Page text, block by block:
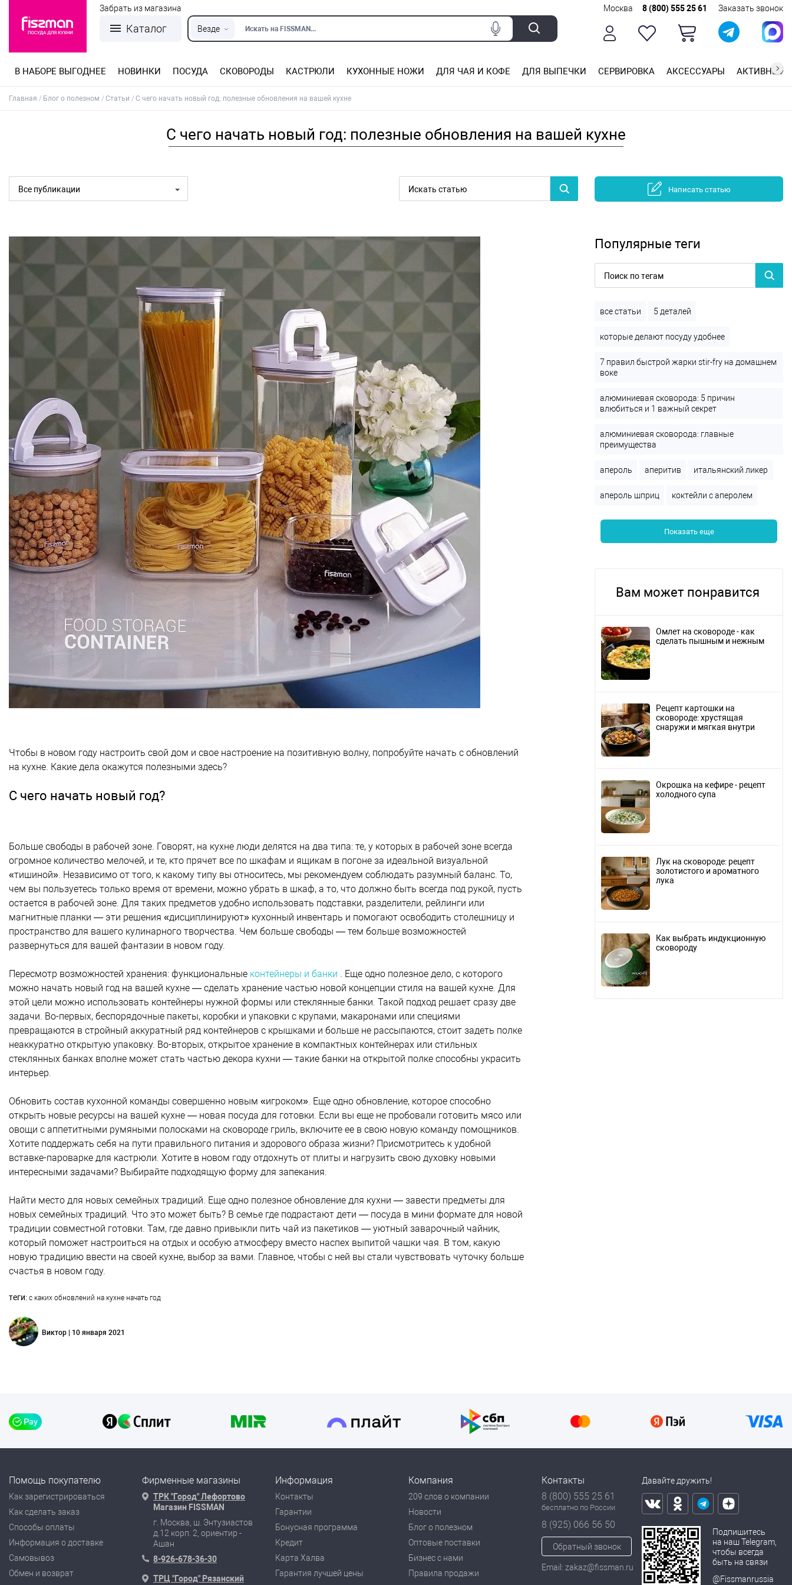
Каталог Везде Искать на FISSMAN...
Забрать из магазина Москва 8 (800) 555 25 61 Заказать звонок
В НАБОРЕ ВЫГОДНЕЕ НОВИНКИ ПОСУДА СКОВОРОДЫ КАСТРЮЛИ КУХОННЫЕ НОЖИ ДЛЯ ЧАЯ И КОФЕ ДЛЯ ВЫПЕЧКИ СЕРВИРОВКА АКСЕССУАРЫ АКТИВНЫЙ
Главная Блог о полезном Статьи С чего начать новый год: полезные обновления на вашей кухне
С чего начать новый год: полезные обновления на вашей кухне
Все публикации Написать статью
Чтобы в новом году настроить свой дом и свое настроение на позитивную волну, попробуйте начать с обновлений
на кухне. Какие дела окажутся полезными здесь?
С чего начать новый год?
Больше свободы в рабочей зоне. Говорят, на кухне люди делятся на два типа: те, у которых в рабочей зоне всегда
огромное количество мелочей, и те, кто прячет все по шкафам и ящикам в погоне за идеальной визуальной
«тишиной». Независимо от того, к какому типу вы относитесь, мы рекомендуем соблюдать разумный баланс. То,
чем вы пользуетесь только время от времени, можно убрать в шкаф, а то, что должно быть всегда под рукой, пусть
остается в рабочей зоне. Для таких предметов удобно использовать подставки, разделители, рейлинги или
магнитные планки — эти решения «дисциплинируют» кухонный инвентарь и помогают освободить столешницу и
пространство для вашего кулинарного творчества. Чем больше свободы — тем больше возможностей
развернуться для вашей фантазии в новом году.
Пересмотр возможностей хранения: функциональные контейнеры и банки
. Еще одно полезное дело, с которого
можно начать новый год на вашей кухне — сделать хранение частью новой концепции стиля на вашей кухне. Для
этой цели можно использовать контейнеры нужной формы или стеклянные банки. Такой подход решает сразу две
задачи. Во-первых, беспорядочные пакеты, коробки и упаковки с крупами, макаронами или специями
превращаются в стройный аккуратный ряд контейнеров с крышками и больше не рассыпаются, стоит задеть полке
неаккуратно открытую упаковку. Во-вторых, открытое хранение в компактных контейнерах или стильных
стеклянных банках вполне может стать частью декора кухни — такие банки на открытой полке способны украсить
интерьер.
Обновить состав кухонной команды совершенно новым «игроком». Еще одно обновление, которое способно
открыть новые ресурсы на вашей кухне — новая посуда для готовки. Если вы еще не пробовали готовить мясо или
овощи с аппетитными румяными полосками на сковороде гриль, включите ее в свою новую команду помощников.
Хотите поддержать себя на пути правильного питания и здорового образа жизни? Присмотритесь к удобной
вставке-пароварке для кастрюли. Хотите в новом году отдохнуть от плиты и нагрузить свою духовку новыми
интересными задачами? Выбирайте подходящую форму для запекания.
Найти место для новых семейных традиций. Еще одно полезное обновление для кухни — завести предметы для
новых семейных традиций. Что это может быть? В семье где подрастают дети — посуда в мини формате для новой
традиции совместной готовки. Там, где давно привыкли пить чай из пакетиков — уютный заварочный чайник,
который поможет настроиться на отдых и особую атмосферу вместо наспех выпитой чашки чая. В том, какую
новую традицию ввести на своей кухне, выбор за вами. Главное, чтобы с ней вы стали чувствовать чуточку больше
счастья в новом году.
теги: с каких обновлений на кухне начать год
Виктор | 10 января 2021
Популярные теги
все статьи 5 деталей
которые делают посуду удобнее
7 правил быстрой жарки stir-fry на домашнем
воке
алюминиевая сковорода: 5 причин
влюбиться и 1 важный секрет
алюминиевая сковорода: главные
преимущества
апероль аперитив итальянский ликер
апероль шприц коктейли с аперолем
Показать еще
Вам может понравится
Омлет на сковороде - как
сделать пышным и нежным
Рецепт картошки на
сковороде: хрустящая
снаружи и мягкая внутри
Окрошка на кефире - рецепт
холодного супа
Лук на сковороде: рецепт
золотистого и ароматного
лука
Как выбрать индукционную
сковороду
Помощь покупателю
Как зарегистрироваться
Как сделать заказ
Способы оплаты
Информация о доставке
Самовывоз
Обмен и возврат
Фирменные магазины
ТРК "Город" Лефортово
Магазин FISSMAN
г. Москва, ш. Энтузиастов
д.12 корп. 2, ориентир -
Ашан
8-926-678-36-30
ТРЦ "Город" Рязанский
Информация
Контакты
Гарантии
Бонусная программа
Кредит
Карта Халва
Гарантия лучшей цены
Компания
209 слов о компании
Новости
Блог о полезном
Оптовые поставки
Бизнес с нами
Правила продажи
Контакты
8 (800) 555 25 61
бесплатно по России
8 (925) 066 56 50
Обратный звонок
Email: zakaz@fissman.ru
Давайте дружить!
Подпишитесь
на наш Telegram,
чтобы всегда
быть на связи
@Fissmanrussia